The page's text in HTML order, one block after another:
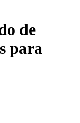
de
para